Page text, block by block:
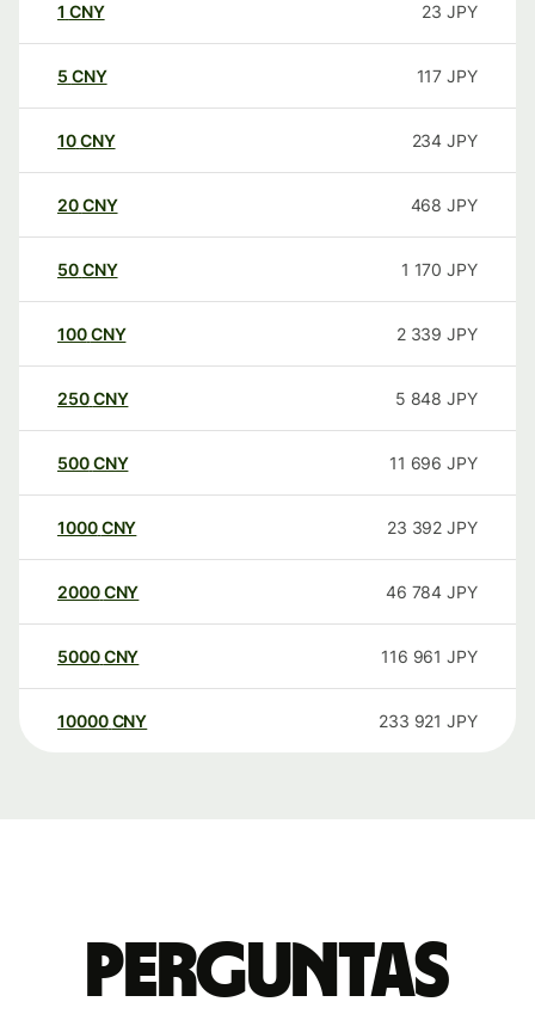
1 CNY 23 JPY
5 CNY 117 JPY
10CNY 234 JPY
20CNY 468 JPY
50CNY 1 170 JPY
100CNY 2 339 JPY
250CNY 5 848 JPY
500CNY 11 696 JPY
1000CNY 23 392 JPY
2000CNY 46 784 JPY
5000CNY 116 961 JPY
10000 CNY 233 921 JPY
Perguntas